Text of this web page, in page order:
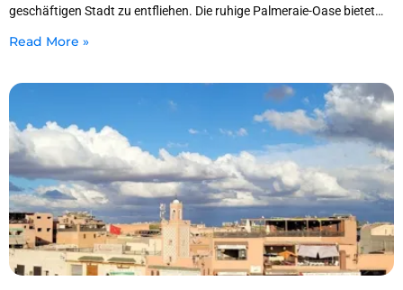
geschäftigen Stadt zu entfliehen. Die ruhige Palmeraie-Oase bietet
Read More »